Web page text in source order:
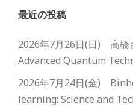
最近の投稿
2026年7月26日(日) 高橋
Advanced Quantum
2026年7月24日(金)
learning: Science and